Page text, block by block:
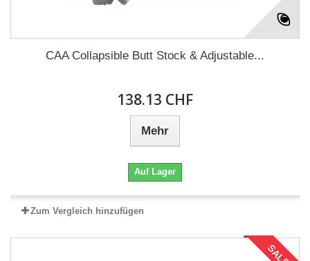
CAA Collapsible Butt Stock & Adjustable...
138.13 CHF
Mehr
Auf Lager
Zum Vergleich hinzufügen